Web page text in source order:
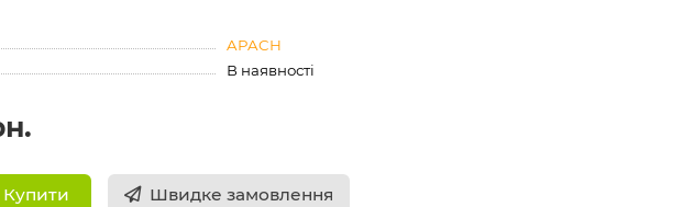
APACH
В наявності
Купити Швидке замовлення